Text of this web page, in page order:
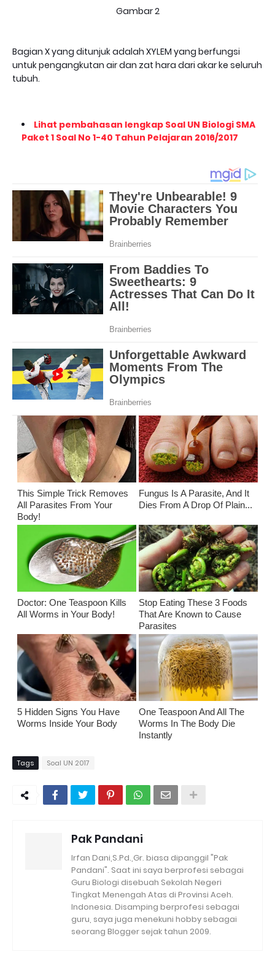
Gambar 2
Bagian X yang ditunjuk adalah XYLEM yang berfungsi
untuk pengangkutan air dan zat hara dari akar ke seluruh
tubuh.
Lihat pembahasan lengkap Soal UN Biologi SMA
Paket 1 Soal No 1-40 Tahun Pelajaran 2016/2017
This Simple Trick Removes
All Parasites From Your
Body!
Fungus Is A Parasite, And It
Dies From A Drop Of Plain...
Doctor: One Teaspoon Kills
All Worms in Your Body!
Stop Eating These 3 Foods
That Are Known to Cause
Parasites
5 Hidden Signs You Have
Worms Inside Your Body
One Teaspoon And All The
Worms In The Body Die
Instantly
Tags Soal UN 2017
Pak Pandani
Irfan Dani,S.Pd.,Gr. biasa dipanggil "Pak
Pandani". Saat ini saya berprofesi sebagai
Guru Biologi disebuah Sekolah Negeri
Tingkat Menengah Atas di Provinsi Aceh.
Indonesia. Disamping berprofesi sebagai
guru, saya juga menekuni hobby sebagai
seorang Blogger sejak tahun 2009.